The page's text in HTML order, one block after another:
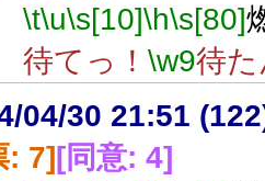
\t\u\s[10]\h\s[80]
待てっ！ \w9待
04/30 21:51
: 7][同意: 4]